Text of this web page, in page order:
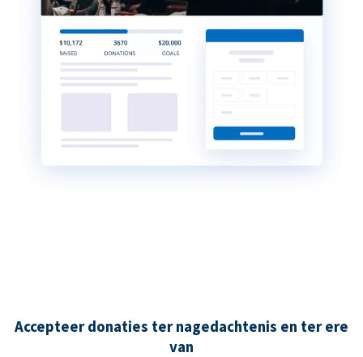
Accepteer donaties ter nagedachtenis en ter ere
van